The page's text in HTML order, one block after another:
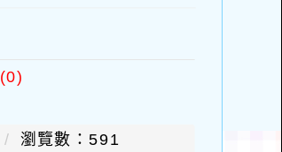
(0)
瀏覽數：591